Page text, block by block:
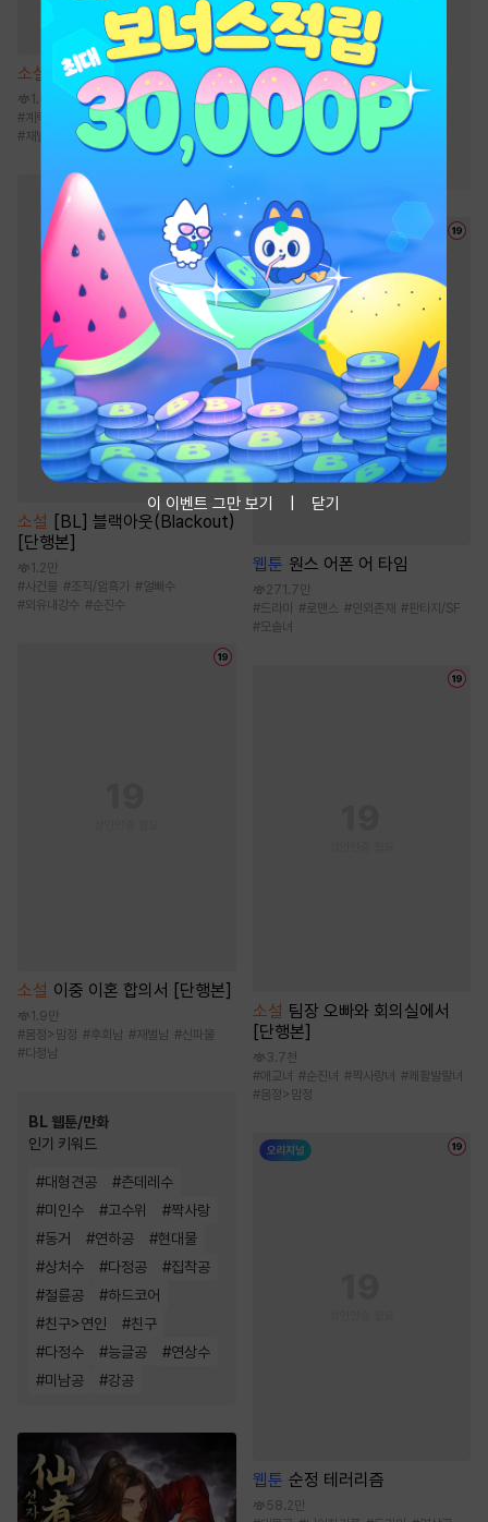
소설 또다시 파고드는 [단행본]
1.5만
# 계략남 현대물 첫사랑 # 외유내강
# 재벌남
소설 [BL] 블랙아웃(Blackout)
[단행본]
1.2만
#사건물 #조직/암흑가 #얼빠수
#외유내강수 #순진수
소설 이중 이혼 합의서 [단행본]
1.9만
#몸정>맘정 #후회남 # 재벌남 #신파물
#다정남
BL 웹툰/만화
인기 키워드
#대형견공 #츤데레수
#미인수 #고수위 #짝사랑
#동거 #연하공 #현대물
#상처수 #다정공 #집착공
#절륜공 #하드코어
#친구>연인 #친구
#다정수 #능글공 #연상수
#미남공 #강공
#소림 #사파
#2024 정액제 무협
#성장물 #천마
#2025 정액제 무협
#천하제일인
죽음/살인
#복수 #정파 #
웹툰 원스 어폰 어 타임
271.7만
#드라마 #로맨스 #인외존재 #판타지/SF
#모솔녀
소설 팀장 오빠와 회의실에서
[단행본]
3.7천
#애교녀 #순진녀 #짝사랑녀 #쾌활발랄녀
#몸정>맘정
웹툰 순정 테러리즘
58.2만
이 이벤트 그만 보기 닫기